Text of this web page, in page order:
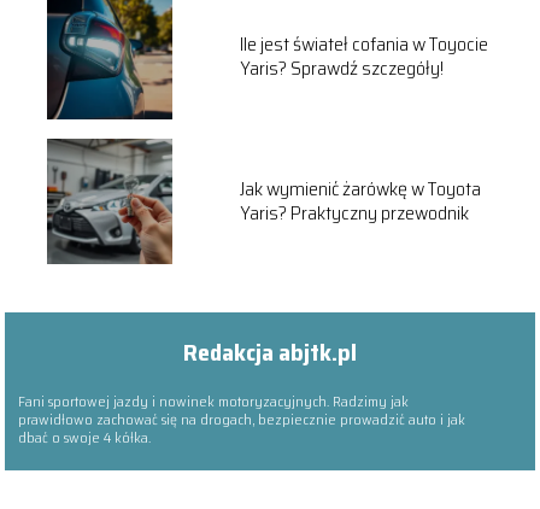
Ile jest świateł cofania w Toyocie
Yaris? Sprawdź szczegóły!
Jak wymienić żarówkę w Toyota
Yaris? Praktyczny przewodnik
Redakcja abjtk.pl
Fani sportowej jazdy i nowinek motoryzacyjnych. Radzimy jak
prawidłowo zachować się na drogach, bezpiecznie prowadzić auto i jak
dbać o swoje 4 kółka.